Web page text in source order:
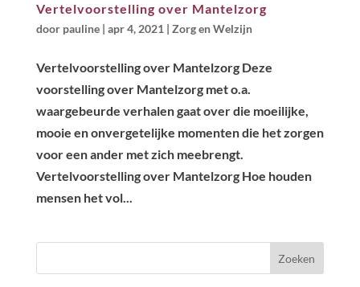
Vertelvoorstelling over Mantelzorg
door pauline| apr 4, 2021 | Zorg en Welzijn
Vertelvoorstelling over Mantelzorg Deze
voorstelling over Mantelzorg met o.a.
waargebeurde verhalen gaat over die moeilijke,
mooie en onvergetelijke momenten die het zorgen
voor een ander met zich meebrengt.
Vertelvoorstelling over Mantelzorg Hoe houden
mensen het vol...